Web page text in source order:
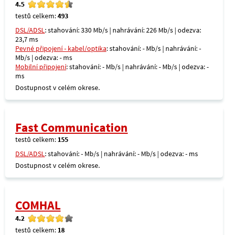
4.5
testů celkem:493
DSL/ADSL: stahování: 330 Mb/s | nahrávání: 226 Mb/s | odezva:
23,7 ms
Pevné připojení - kabel/optika: stahování: - Mb/s | nahrávání: -
Mb/s | odezva: - ms
Mobilní připojení: stahování: - Mb/s | nahrávání: - Mb/s | odezva: -
ms
Dostupnost v celém okrese.
Fast Communication
testů celkem: 155
DSL/ADSL: stahování: - Mb/s | nahrávání: - Mb/s | odezva: - ms
Dostupnost v celém okrese.
COMHAL
4.2
testů celkem: 18